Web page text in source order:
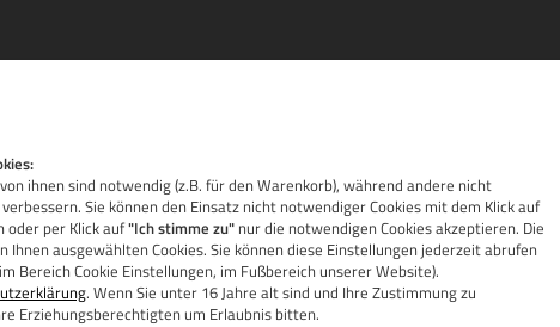
ihnen sind notwendig (z.B. für den Warenkorb), während andere nicht
Sie können den Einsatz nicht notwendiger Cookies mit dem Klick auf
oder per Klick auf"Ich stimme zu" nur die notwendigen Cookies akzeptieren. Die
ausgewählten Cookies. Sie können diese Einstellungen jederzeit abrufen
Bereich Cookie Einstellungen, im Fußbereich unserer Website).
. Wenn Sie unter 16 Jahre alt sind und Ihre Zustimmung zu
Erziehungsberechtigten um Erlaubnis bitten.
.london Domain-
Land/Bezeichnung
Kategorie